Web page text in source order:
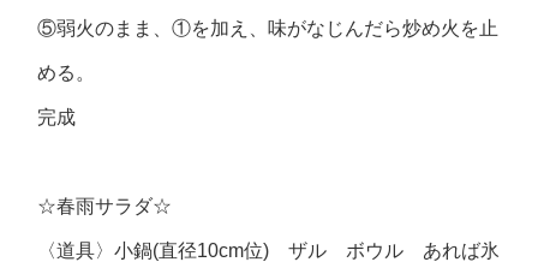
⑤弱火のまま、①を加え、味がなじんだら炒め火を止
める。
完成
☆春雨サラダ☆
〈道具〉小鍋(直径10cm位) ザル ボウル あれば氷